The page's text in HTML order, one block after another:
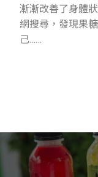
漸漸改善了身體
網搜尋，發現果
己……